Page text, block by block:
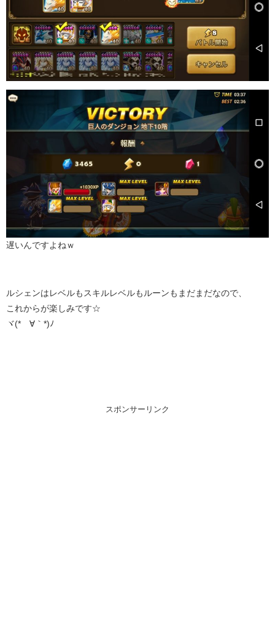
遅いんですよねｗ
ルシェンはレベルもスキルレベルもルーンもまだまだなので、
これからが楽しみです☆
ヾ(*´∀｀*)ﾉ
スポンサーリンク